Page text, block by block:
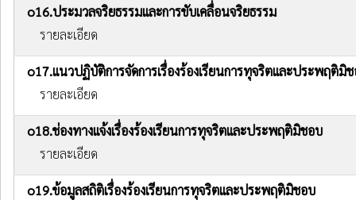
o16.ประมวลจริยธรรมและการขับเคลื่อนจริยธรรม
รายละเอียด
o17.แนวปฏิบัติการจัดการเรื่องร้องเรียนการทุจริตและประพฤติมิ
รายละเอียด
o18.ช่องทางแจ้งเรื่องร้องเรียนการทุจริตและประพฤติมิชอบ
รายละเอียด
o19.ข้อมูลสถิติเรื่องร้องเรียนการทุจริตและประพฤติมิชอบ